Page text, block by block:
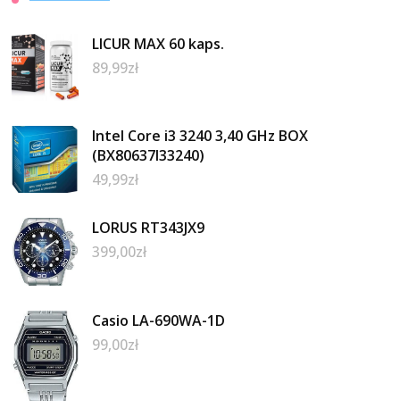
LICUR MAX 60 kaps.
89,99zł
Intel Core i3 3240 3,40 GHz BOX
(BX80637I33240)
49,99zł
LORUS RT343JX9
399,00zł
Casio LA-690WA-1D
99,00zł